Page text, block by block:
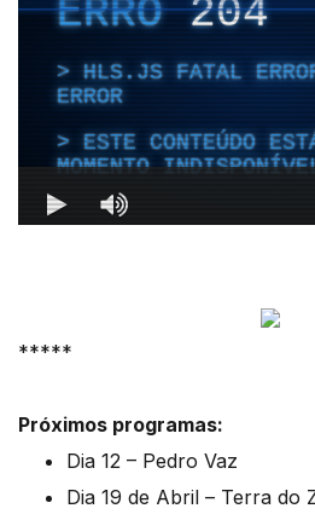
*****
Próximos programas:
Dia 12 – Pedro Vaz
Dia 19 de Abril – Terra do